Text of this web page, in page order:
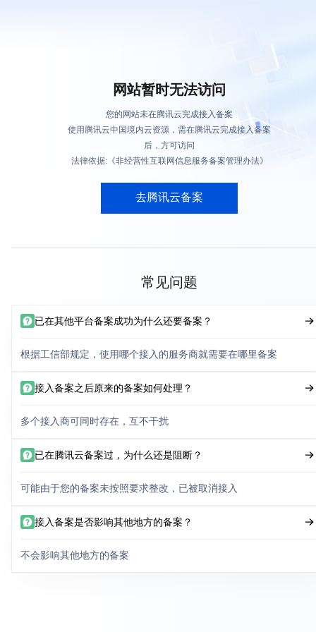
网站暂时无法访问
您的网站未在腾讯云完成接入备案
使用腾讯云中国境内云资源，需在腾讯云完成接入备案
后，方可访问
法律依据:《非经营性互联网信息服务备案管理办法》
去腾讯云备案
常见问题
已在其他平台备案成功为什么还要备案？
根据工信部规定，使用哪个接入的服务商就需要在哪里备案
接入备案之后原来的备案如何处理？
多个接入商可同时存在，互不干扰
已在腾讯云备案过，为什么还是阻断？
可能由于您的备案未按照要求整改，已被取消接入
接入备案是否影响其他地方的备案？
不会影响其他地方的备案